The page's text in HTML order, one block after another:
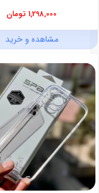
1,298,000 تومان
مشاهده و خرید